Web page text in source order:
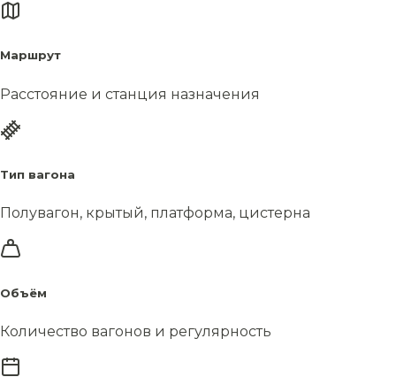
Маршрут
Расстояние и станция назначения
Тип вагона
Полувагон, крытый, платформа, цистерна
Объём
Количество вагонов и регулярность